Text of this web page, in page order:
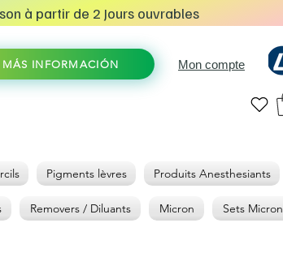
MÁS INFORMACIÓN Mon compte
Pigments lèvres Produits Anesthesiants
Removers / Diluants Micron Sets Micron
à partir de 2 Jours ouvrables